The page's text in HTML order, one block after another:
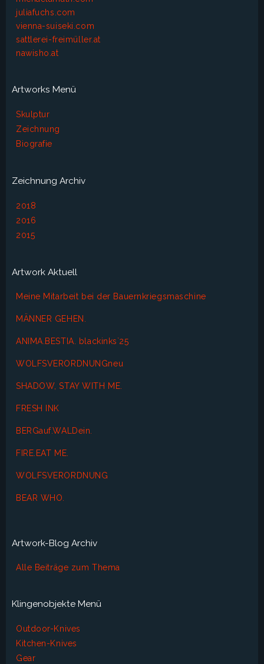
juliafuchs.com
vienna-suiseki.com
sattlerei-freimüller.at
nawisho.at
Artworks Menü
Skulptur
Zeichnung
Biografie
Zeichnung Archiv
2018
2016
2015
Artwork Aktuell
Meine Mitarbeit bei der Bauernkriegsmaschine
MÄNNER GEHEN.
ANIMA.BESTIA. blackinks`25
WOLFSVERORDNUNGneu
SHADOW, STAY WITH ME.
FRESH INK
BERGauf.WALDein.
FIRE.EAT ME.
WOLFSVERORDNUNG
BEAR WHO.
Artwork-Blog Archiv
Alle Beiträge zum Thema
Klingenobjekte Menü
Outdoor-Knives
Kitchen-Knives
Gear